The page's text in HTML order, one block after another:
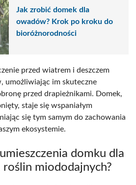
Jak zrobić domek dla
owadów? Krok po kroku do
bioróżnorodności
przed wiatrem i deszczem
umożliwiając im skuteczne
przed drapieżnikami. Domek,
staje się wspaniałym
się tym samym do zachowania
ekosystemie.
domku dla
miododajnych?